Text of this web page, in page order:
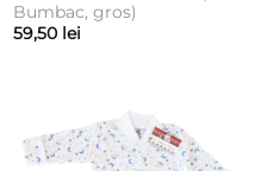
Bumbac, gros)
59,50 lei